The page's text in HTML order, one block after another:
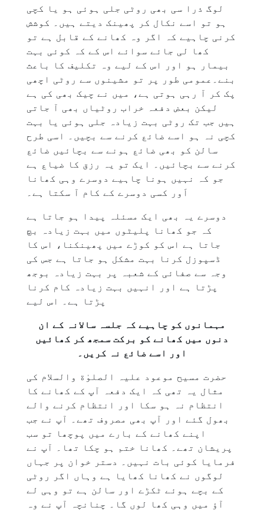
لوگ ذرا سی بھی روٹی جلی ہوئی ہو یا کچی
ہو تو اسے نکال کر پھینک دیتے ہیں۔ کوشش
کرنی چاہیے کہ اگر وہ کھانے کے قابل ہے تو
کھا لی جائے سوائے اس کے کہ کوئی بہت
بیمار ہو اور اس کے لیے وہ تکلیف کا باعث
بنے۔عمومی طور پر تو مشینوں سے روٹی اچھی
پک کر آ رہی ہوتی ہے، میں نے چیک بھی کی ہے
لیکن بعض دفعہ خراب روٹیاں بھی آ جاتی
ہیں جب تک روٹی بہت زیادہ جلی ہوئی یا بہت
کچی نہ ہو اسے ضائع کرنے سے بچیں۔ اسی طرح
سالن کو بھی ضائع ہونے سے بچائیں ضائع
کرنے سے بچائیں۔ ایک تو یہ رزق کا ضیاع ہے
جو کہ نہیں ہونا چاہیے دوسرے وہی کھانا
اَور کسی دوسرے کے کام آ سکتا ہے۔
دوسرے یہ بھی ایک مسئلہ پیدا ہو جاتا ہے
کہ جو کھانا پلیٹوں میں بہت زیادہ بچ
جاتا ہے اس کو کوڑے میں پھینکنا، اس کا
ڈسپوزل کرنا بہت مشکل ہو جاتا ہے جس کی
وجہ سے صفائی کے شعبہ پر بہت زیادہ بوجھ
پڑتا ہے اور انہیں بہت زیادہ کام کرنا
پڑتا ہے۔ اس لیے
مہمانوں کو چاہیے کہ جلسہ سالانہ کے ان
دنوں میں کھانے کو برکت سمجھ کر کھائیں
اور اسے ضائع نہ کریں۔
حضرت مسیح موعود علیہ الصلوٰة والسلام کی
مثال یہ تھی کہ ایک دفعہ آپ کے کھانے کا
انتظام نہ ہو سکا اور انتظام کرنے والے
بھول گئے اور آپ بھی مصروف تھے۔ آپ نے جب
اپنے کھانے کے بارے میں پوچھا تو سب
پریشان تھے۔ کھانا ختم ہو چکا تھا۔ آپ نے
فرمایا کوئی بات نہیں۔ دستر خوان پر جہاں
لوگوں نے کھانا کھایا ہے وہاں اگر روٹی
کے بچے ہوئے ٹکڑے اور سالن ہے تو وہی لے
آؤ میں وہی کھا لوں گا۔ چنانچہ آپ نے وہ